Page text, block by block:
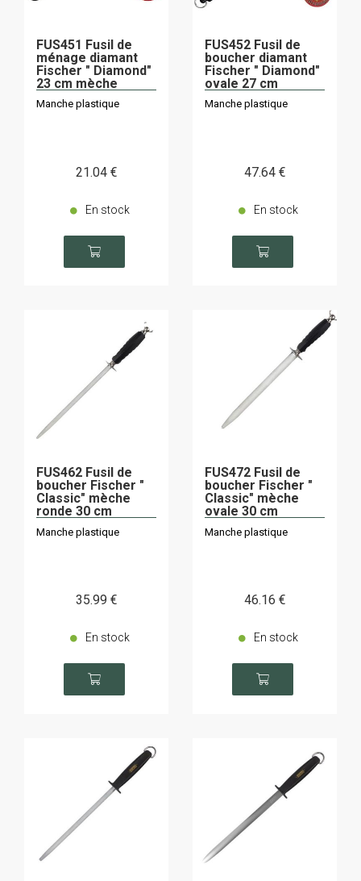
FUS451 Fusil de
ménage diamant
Fischer " Diamond"
23 cm mèche
ronde
Manche plastique
21.04 €
En stock
FUS452 Fusil de
boucher diamant
Fischer " Diamond"
ovale 27 cm
Manche plastique
47.64 €
En stock
FUS462 Fusil de
boucher Fischer "
Classic" mèche
ronde 30 cm
Manche plastique
35.99 €
En stock
FUS472 Fusil de
boucher Fischer "
Classic" mèche
ovale 30 cm
Manche plastique
46.16 €
En stock